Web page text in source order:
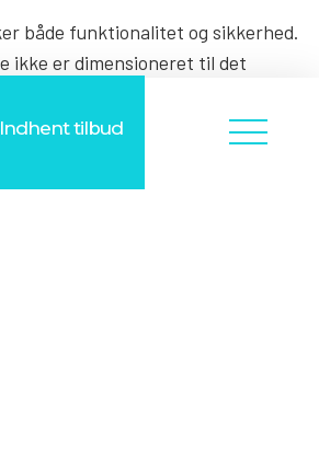
Indhent tilbud
både funktionalitet og sikkerhed.
ikke er dimensioneret til det
det føre til gentagne fejl eller
autoriseret elektriker kan vurdere,
opgraderes, og hvad der er den
din bolig.